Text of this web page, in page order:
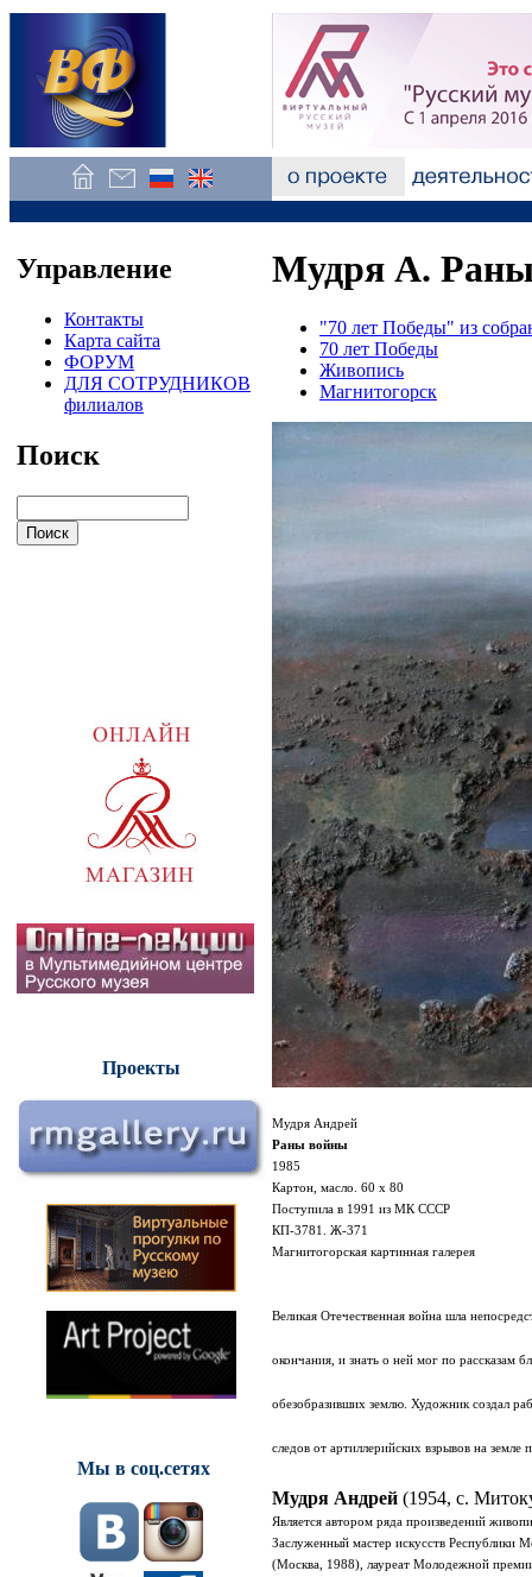
Управление
Контакты
Карта сайта
ФОРУМ
ДЛЯ СОТРУДНИКОВ
филиалов
Поиск
Проекты
Мы в соц.сетях
Мудря А.
"70 лет Победы" из
70 лет Победы
Живопись
Магнитогорск
Мудря Андрей
Раны войны
1985
Картон, масло. 60 х 80
Поступила в 1991 из МК СССР
КП-3781. Ж-371
Магнитогорская картинная галерея
Великая Отечественная война шла
окончания, и знать о ней мог по рассказам
обезобразивших землю. Художник создал
следов от артиллерийских взрывов на
Мудря Андрей (1954, с.
Является автором ряда произведений
Заслуженный мастер искусств Республики
(Москва, 1988), лауреат Молодежной